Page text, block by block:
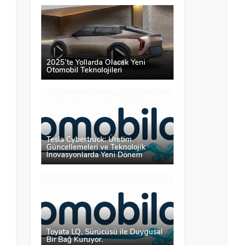
2025’te Yollarda Olacak Yeni
Otomobil Teknolojileri
Tesla Cybertruck: Üretim
Güncellemeleri ve Teknolojik
İnovasyonlarda Yeni Dönem
Toyata LQ, Sürücüsü ile Duygusal
Bir Bağ Kuruyor.